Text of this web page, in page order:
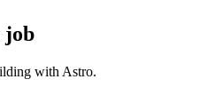
job
with Astro.